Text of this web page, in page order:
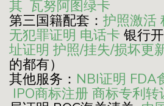
其 瓦努阿图绿卡
第三国籍配套： 护照激活
无犯罪证明 电话卡 银行
址证明 护照/挂失/损坏更
的都有）
其他服务： NBI证明 FDA
IPO商标注册 商标专利转